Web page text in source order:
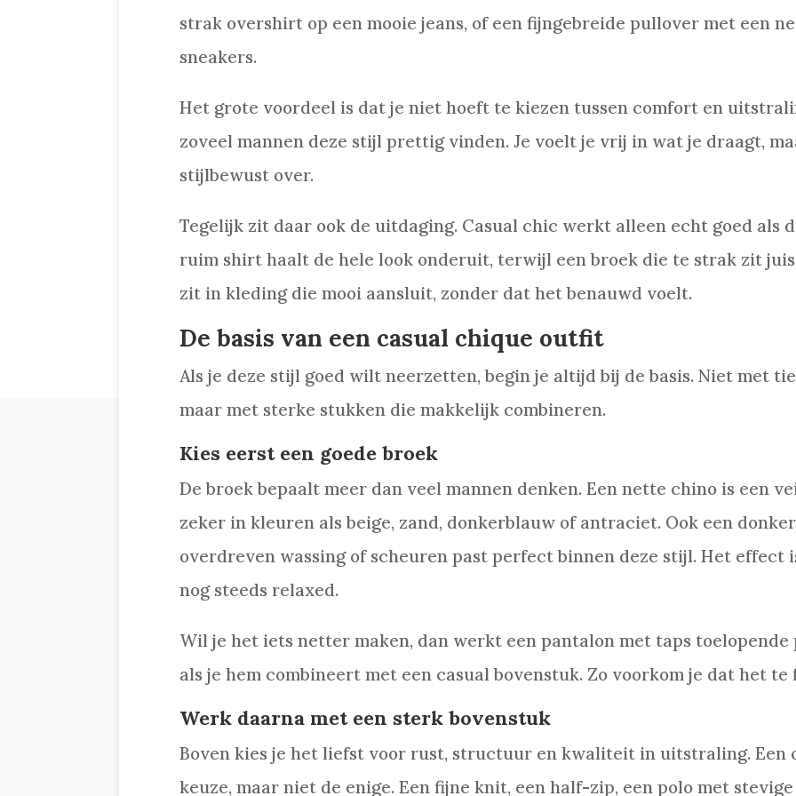
strak overshirt op een mooie jeans, of een fijngebreide pullover met een
sneakers.
Het grote voordeel is dat je niet hoeft te kiezen tussen comfort en
zoveel mannen deze stijl prettig vinden. Je voelt je vrij in wat je draagt,
stijlbewust over.
Tegelijk zit daar ook de uitdaging. Casual chic werkt alleen echt goed als
ruim shirt haalt de hele look onderuit, terwijl een broek die te strak zit
zit in kleding die mooi aansluit, zonder dat het benauwd voelt.
De basis van een casual chique outfit
Als je deze stijl goed wilt neerzetten, begin je altijd bij de basis. Niet met
maar met sterke stukken die makkelijk combineren.
Kies eerst een goede broek
De broek bepaalt meer dan veel mannen denken. Een nette chino is een
zeker in kleuren als beige, zand, donkerblauw of antraciet. Ook een
overdreven wassing of scheuren past perfect binnen deze stijl. Het effect
nog steeds relaxed.
Wil je het iets netter maken, dan werkt een pantalon met taps
als je hem combineert met een casual bovenstuk. Zo voorkom je dat het
Werk daarna met een sterk bovenstuk
Boven kies je het liefst voor rust, structuur en kwaliteit in uitstraling. Een
keuze, maar niet de enige. Een fijne knit, een half-zip, een polo met